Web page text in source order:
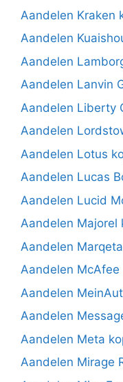
Aandelen Kraken
Aandelen
Aandelen
Aandelen Lanvin
Aandelen Liberty
Aandelen
Aandelen Lotus
Aandelen Lucas
Aandelen Lucid
Aandelen Majorel
Aandelen
Aandelen McAfee
Aandelen
Aandelen
Aandelen Meta
Aandelen Mirage